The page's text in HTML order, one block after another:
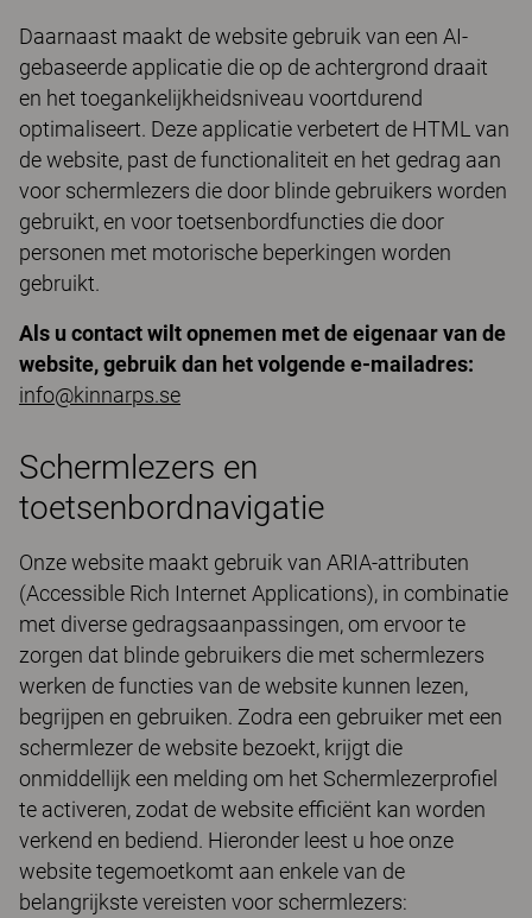
Daarnaast maakt de website gebruik van een AI-
gebaseerde applicatie die op de achtergrond draait
en het toegankelijkheidsniveau voortdurend
optimaliseert. Deze applicatie verbetert de HTML van
de website, past de functionaliteit en het gedrag aan
voor schermlezers die door blinde gebruikers worden
gebruikt, en voor toetsenbordfuncties die door
personen met motorische beperkingen worden
gebruikt.
Als u contact wilt opnemen met de eigenaar van de
website, gebruik dan het volgende e-mailadres:
info@kinnarps.se
Schermlezers en
toetsenbordnavigatie
Onze website maakt gebruik van ARIA-attributen
(Accessible Rich Internet Applications), in combinatie
met diverse gedragsaanpassingen, om ervoor te
zorgen dat blinde gebruikers die met schermlezers
werken de functies van de website kunnen lezen,
begrijpen en gebruiken. Zodra een gebruiker met een
schermlezer de website bezoekt, krijgt die
onmiddellijk een melding om het Schermlezerprofiel
te activeren, zodat de website efficiënt kan worden
verkend en bediend. Hieronder leest u hoe onze
website tegemoetkomt aan enkele van de
belangrijkste vereisten voor schermlezers: